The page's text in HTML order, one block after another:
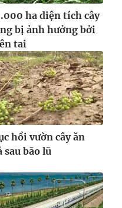
ha diện tích cây
bị ảnh hưởng bởi
tai
hồi vườn cây ăn
sau bão lũ